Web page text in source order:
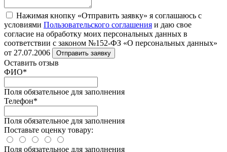
Нажимая кнопку «Отправить заявку» я соглашаюсь с
условиями Пользовательского соглашения и даю свое
согласие на обработку моих персональных данных в
соответствии с законом №152-ФЗ «О персональных данных»
от 27.07.2006
Отправить заявку
Оставить отзыв
ФИО*
Поля обязательное для заполнения
Телефон*
Поля обязательное для заполнения
Поставьте оценку товару:
Поля обязательное для заполнения